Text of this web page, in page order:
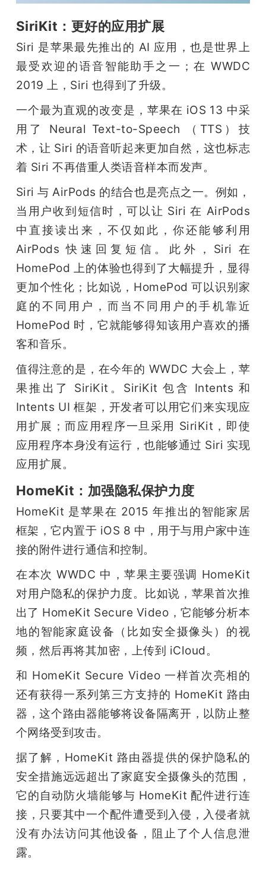
SiriKit：更好的应用扩展
Siri 是苹果最先推出的 AI 应用，也是世界上
最受欢迎的语音智能助手之一；在 WWDC
2019 上，Siri 也得到了升级。
一个最为直观的改变是，苹果在 iOS 13 中采
用了 Neural Text-to-Speech （TTS）技
术，让 Siri 的语音听起来更加自然，这也标志
着 Siri 不再借重人类语音样本而发声。
Siri 与 AirPods 的结合也是亮点之一。例如，
当用户收到短信时，可以让 Siri 在 AirPods
中直接读出来，不仅如此，你还能够利用
AirPods 快速回复短信。此外，Siri 在
HomePod 上的体验也得到了大幅提升，显得
更加个性化；比如说，HomePod 可以识别家
庭的不同用户，而当不同用户的手机靠近
HomePod 时，它就能够得知该用户喜欢的播
客和音乐。
值得注意的是，在今年的 WWDC 大会上，苹
果推出了 SiriKit。SiriKit 包含 Intents 和
Intents UI 框架，开发者可以用它们来实现应
用扩展；而应用程序一旦采用 SiriKit，即使
应用程序本身没有运行，也能够通过 Siri 实现
应用扩展。
HomeKit：加强隐私保护力度
HomeKit 是苹果在 2015 年推出的智能家居
框架，它内置于 iOS 8 中，用于与用户家中连
接的附件进行通信和控制。
在本次 WWDC 中，苹果主要强调 HomeKit
对用户隐私的保护力度。比如说，苹果首次推
出了 HomeKit Secure Video，它能够分析本
地的智能家庭设备（比如安全摄像头）的视
频，然后再将其加密，上传到 iCloud。
和 HomeKit Secure Video 一样首次亮相的
还有获得一系列第三方支持的 HomeKit 路由
器，这个路由器能够将设备隔离开，以防止整
个网络受到攻击。
据了解，HomeKit 路由器提供的保护隐私的
安全措施远远超出了家庭安全摄像头的范围，
它的自动防火墙能够与 HomeKit 配件进行连
接，只要其中一个配件遭受到入侵，入侵者就
没有办法访问其他设备，阻止了个人信息泄
露。